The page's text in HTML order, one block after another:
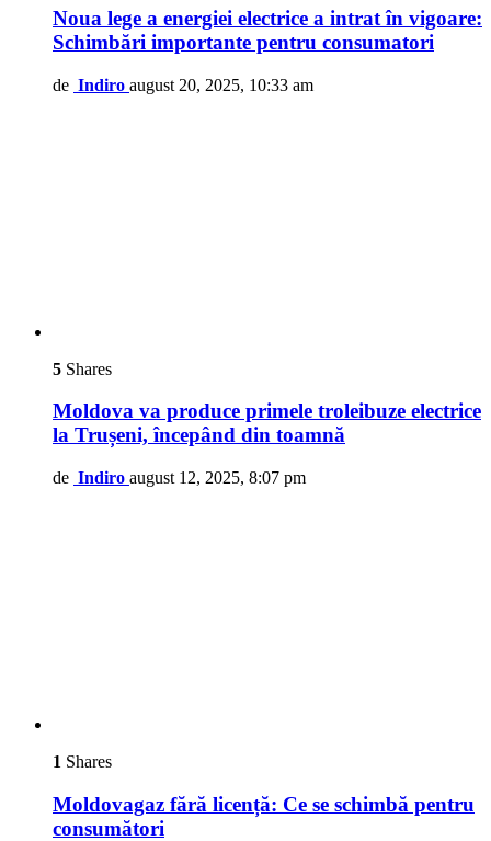
Noua lege a energiei electrice a intrat în vigoare:
Schimbări importante pentru consumatori
de Indiro august 20, 2025, 10:33 am
5 Shares
Moldova va produce primele troleibuze electrice
la Trușeni, începând din toamnă
de Indiro august 12, 2025, 8:07 pm
1 Shares
Moldovagaz fără licență: Ce se schimbă pentru
consumători